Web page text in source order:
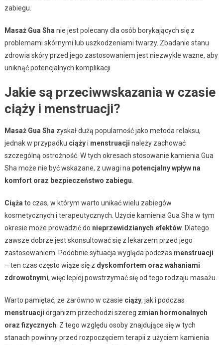
zabiegu.
Masaż Gua Sha nie jest polecany dla osób borykających się z
problemami skórnymi lub uszkodzeniami twarzy. Zbadanie stanu
zdrowia skóry przed jego zastosowaniem jest niezwykle ważne, aby
uniknąć potencjalnych komplikacji.
Jakie są przeciwwskazania w czasie
ciąży i menstruacji?
Masaż Gua Sha zyskał dużą popularność jako metoda relaksu,
jednak w przypadku ciążyi menstruacji należy zachować
szczególną ostrożność. W tych okresach stosowanie kamienia Gua
Sha może nie być wskazane, z uwagi na potencjalny wpływ na
komfort oraz bezpieczeństwo zabiegu
Ciąża to czas, w którym warto unikać wielu zabiegów
kosmetycznych i terapeutycznych. Użycie kamienia Gua Sha w tym
okresie może prowadzić do nieprzewidzianych efektów. Dlatego
zawsze dobrze jest skonsultować się z lekarzem przed jego
zastosowaniem. Podobnie sytuacja wygląda podczas menstruacji
– ten czas często wiąże się z dyskomfortem oraz wahaniami
zdrowotnymi, więc lepiej powstrzymać się od tego rodzaju masażu.
Warto pamiętać, że zarówno w czasie ciąży, jak i podczas
menstruacji organizm przechodzi szereg zmian hormonalnych
oraz fizycznych . Z tego względu osoby znajdujące się w tych
stanach powinny przed rozpoczęciem terapii z użyciem kamienia